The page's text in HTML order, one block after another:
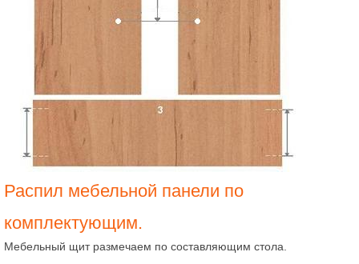
Распил мебельной панели по
комплектующим.
Мебельный щит размечаем по составляющим стола.